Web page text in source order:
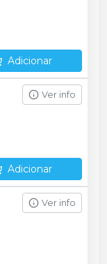
Adicionar
Ver info
Adicionar
Ver info